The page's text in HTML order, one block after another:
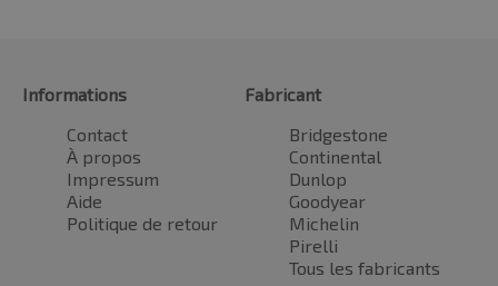
Informations
Contact
À propos
Impressum
Aide
Politique de retour
Fabricant
Bridgestone
Continental
Dunlop
Goodyear
Michelin
Pirelli
Tous les fabricants